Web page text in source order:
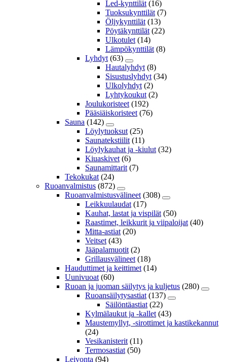
Led-kynttilät (16)
Tuoksukynttilät (7)
Öljykynttilät (13)
Pöytäkynttilät (22)
Ulkotulet (14)
Lämpökynttilät (8)
Lyhdyt (63)
Hautalyhdyt (8)
Sisustuslyhdyt (34)
Ulkolyhdyt (2)
Lyhtykoukut (2)
Joulukoristeet (192)
Pääsiäiskoristeet (76)
Sauna (142)
Löylytuoksut (25)
Saunatekstiilit (11)
Löylykauhat ja -kiulut (32)
Kiuaskivet (6)
Saunamittarit (7)
Tekokukat (24)
Ruoanvalmistus (872)
Ruoanvalmistusvälineet (308)
Leikkuulaudat (17)
Kauhat, lastat ja vispilät (50)
Raastimet, leikkurit ja viipaloijat (40)
Mitta-astiat (20)
Veitset (43)
Jääpalamuotit (2)
Grillausvälineet (18)
Hauduttimet ja keittimet (14)
Uunivuoat (60)
Ruoan ja juoman säilytys ja kuljetus (280)
Ruoansäilytysastiat (137)
Säilöntäastiat (22)
Kylmälaukut ja -kallet (43)
Maustemyllyt, -sirottimet ja kastikekannut
(24)
Vesikanisterit (11)
Termosastiat (50)
Leivonta (94)